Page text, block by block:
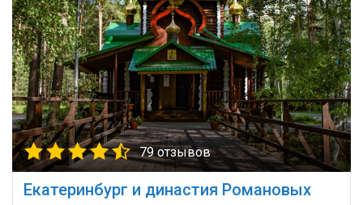
79 отзывов
Екатеринбург и династия Романовых